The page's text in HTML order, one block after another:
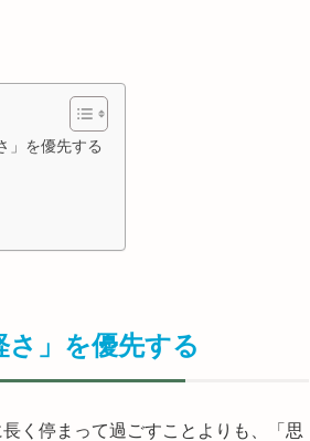
」を優先する
さ」を優先する
く停まって過ごすことよりも、「思